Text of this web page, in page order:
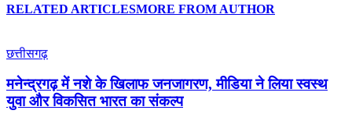
RELATED ARTICLESMORE FROM AUTHOR
छत्तीसगढ़
मनेन्द्रगढ़ में नशे के खिलाफ जनजागरण, मीडिया ने लिया स्वस्थ
युवा और विकसित भारत का संकल्प